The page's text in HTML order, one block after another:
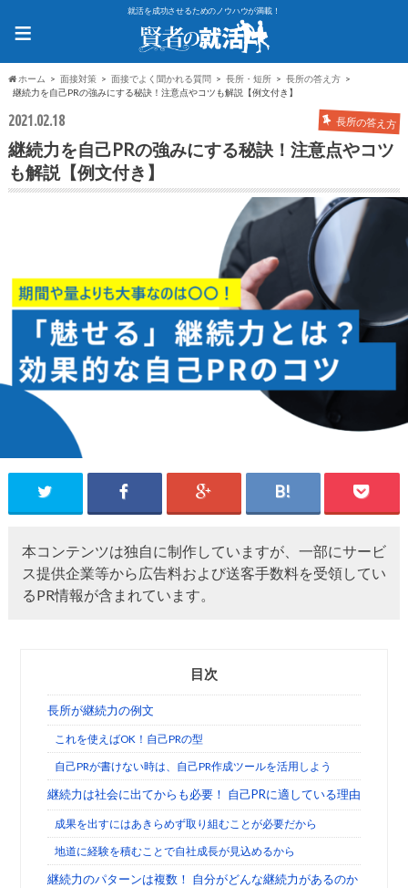
就活を成功させるためのノウハウが満載！
≡
ホーム 面接対策 面接でよく聞かれる質問 長所・短所
長所の答え方
継続力を自己PRの強みにする秘訣！注意点やコツも解説【例文付き】
2021.02.18 長所の答え方
継続力を自己PRの強みにする秘訣！注意点やコツ
も解説【例文付き】
本コンテンツは独自に制作していますが、一部にサービ
ス提供企業等から広告料および送客手数料を受領してい
るPR情報が含まれています。
目次
長所が継続力の例文
これを使えばOK！自己PRの型
自己PRが書けない時は、自己PR作成ツールを活用しよう
継続力は社会に出てからも必要！ 自己PRに適している理由
成果を出すにはあきらめず取り組むことが必要だから
地道に経験を積むことで自社成長が見込めるから
継続力のパターンは複数！ 自分がどんな継続力があるのか